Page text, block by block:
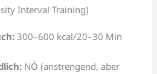
Interval Training)
300–600 kcal/20–30 Min
NÖ (anstrengend, aber